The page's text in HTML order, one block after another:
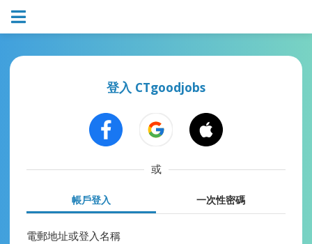
登入 CTgoodjobs
或
帳戶登入 一次性密碼
電郵地址或登入名稱